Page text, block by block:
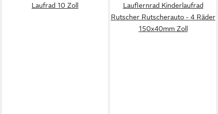
Laufrad 10 Zoll
Lauflernrad Kinderlaufrad
Rutscher Rutscherauto - 4 Räder
150x40mm Zoll